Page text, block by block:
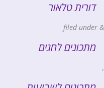
דורית טלאור
&
מתכונים לחגים
,